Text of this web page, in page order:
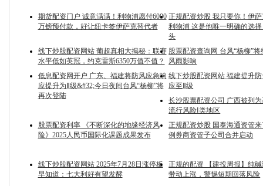
期货配资门户 诚意满满！利物浦愿付6000
万镑预付款，好让纽卡签伊萨克替代者
正规配资炒股 我只要你！伊
利物浦 这是他唯一明确的选
头
线下炒股配资网站 ​葡超真相大揭秘：联赛
水平低如英冠，约克雷斯6350万值不值？​
股票配资查询网 台风“杨柳”
风雨影响
低息配资网开户 广东、福建将防风应急响
应提升为Ⅱ级&#32;今日夜间台风“杨柳”将
再次登陆
线下炒股配资网站 福建提升
应至Ⅱ级
长沙股票配资公司 广西被列
流行风险Ⅰ类地区
股票配资利率 《不断深化的地缘经济风
险》2025人民币国际化课题成果发布
正规配资炒股 国泰海通资管
例券商资管子公司合并启动
线下炒股配资网站 2025年7月28日涨停板
早知道：七大利好有望发酵
正规的配资 【建投周报】纯
带动上涨，警惕短期回落风险